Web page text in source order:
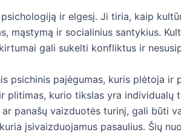
ir elgesį. Ji tiria, kaip
mąstymą ir socialinius santykius.
gali sukelti konfliktus ir
psichinis pajėgumas, kuris plėtoja ir
kurio tikslas yra individualų
panašų vaizduotės turinį, gali būti
įsivaizduojamus pasaulius. Šių